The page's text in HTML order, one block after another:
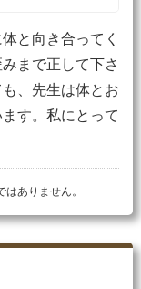
と向き合ってく
まで正して下さ
、先生は体とお
す。私にとって
ありません。